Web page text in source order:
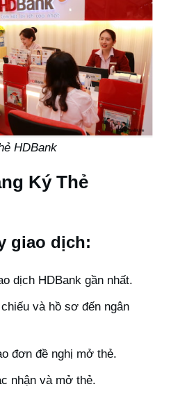
HDBank
Ký Thẻ
giao dịch:
dịch HDBank gần nhất.
và hồ sơ đến ngân
đơn đề nghị mở thẻ.
nhận và mở thẻ.